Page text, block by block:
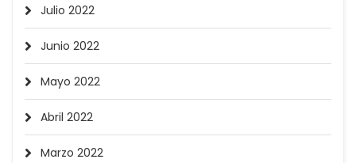
Julio 2022
Junio 2022
Mayo 2022
Abril 2022
Marzo 2022